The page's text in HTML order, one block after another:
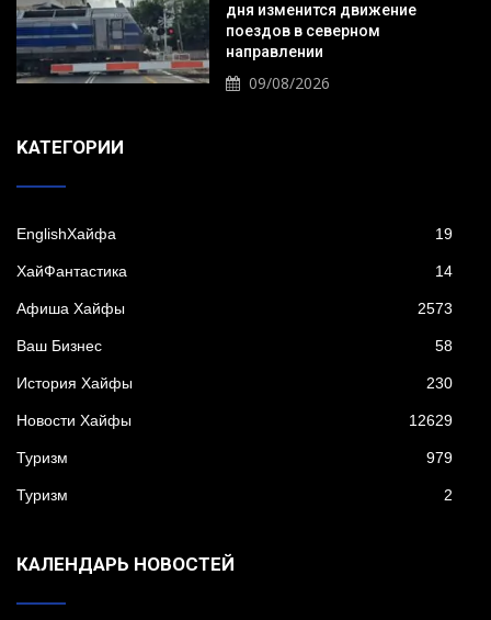
дня изменится движение
поездов в северном
направлении
09/08/2026
KАТЕГОРИИ
EnglishХайфа 19
XайФантастика 14
Афиша Хайфы 2573
Ваш Бизнес 58
История Хайфы 230
Новости Хайфы 12629
Туризм 979
Туризм 2
КАЛЕНДАРЬ НОВОСТЕЙ